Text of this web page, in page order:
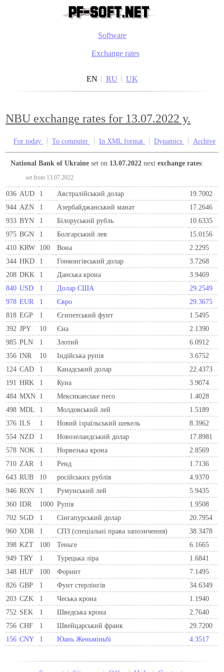
Software
Exchange rates
EN RU UK
NBU exchange rates for 13.07.2022 y.
For today To computer In XML format Dynamics Archive
National Bank of Ukraine set on 13.07.2022 nextexchange rates:
set from 13.07.2022
036 AUD 1 Австралійський долар
19.7002
944 AZN 1 Азербайджанський манат
17.2646
933 BYN 1 Бiлоруський рубль
10.6335
975 BGN 1 Болгарський лев
15.0156
410 KRW 100 Вона
2.2295
344 HKD 1 Гонконгівський долар
3.7268
208 DKK 1 Данська крона
3.9469
840 USD 1 Долар США
29.2549
978 EUR 1 Євро
29.3675
818 EGP 1 Єгипетський фунт
1.5495
392 JPY 10 Єна
2.1390
985 PLN 1 Злотий
6.0912
356 INR 10 Індійська рупія
3.6752
124 CAD 1 Канадський долар
22.4373
191 HRK 1 Куна
3.9074
484 MXN 1 Мексиканське песо
1.4028
498 MDL 1 Молдовський лей
1.5189
376 ILS 1 Новий ізраїльський шекель
8.3962
554 NZD 1 Новозеландський долар
17.8981
578 NOK 1 Норвезька крона
2.8569
710 ZAR 1 Ренд
1.7136
643 RUB 10 російських рублів
4.9370
946 RON 1 Румунський лей
5.9435
360 IDR 1000 Рупія
1.9508
702 SGD 1 Сінгапурський долар
20.7954
960 XDR 1 СПЗ (спеціальні права запозичення)
38.3478
398 KZT 100 Теньге
6.1665
949 TRY 1 Турецька ліра
1.6841
348 HUF 100 Форинт
7.1495
826 GBP 1 Фунт стерлінгів
34.6349
203 CZK 1 Чеська крона
1.1940
752 SEK 1 Шведська крона
2.7640
756 CHF 1 Швейцарський франк
29.7200
156 CNY 1 Юань Женьміньбі 4.3517